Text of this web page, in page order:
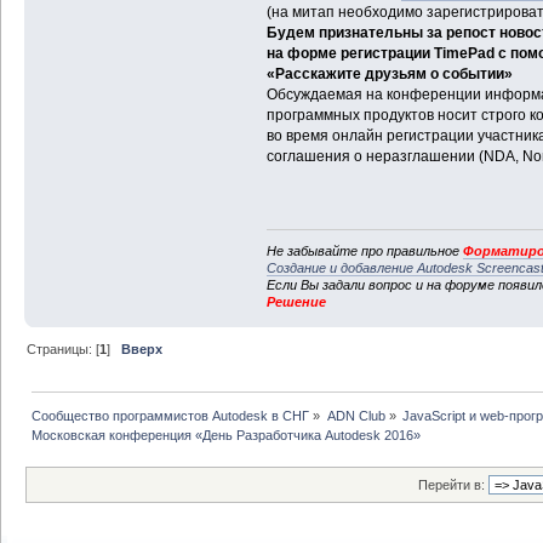
(на митап необходимо
Будем признательны за репост
на форме регистрации TimePad с
«Расскажите друзьям о событии»
Обсуждаемая на конференции
программных продуктов носит строго
во время онлайн регистрации
соглашения о неразглашении (NDA,
Не забывайте про правильное
Создание и добавление Autodesk
Если Вы задали вопрос и на форуме
Решение
Страницы: [1]Вверх
Сообщество программистов Autodesk в СНГ » ADN Club» JavaScript и web-
Московская конференция «День Разработчика Autodesk 2016»
Перейти в: